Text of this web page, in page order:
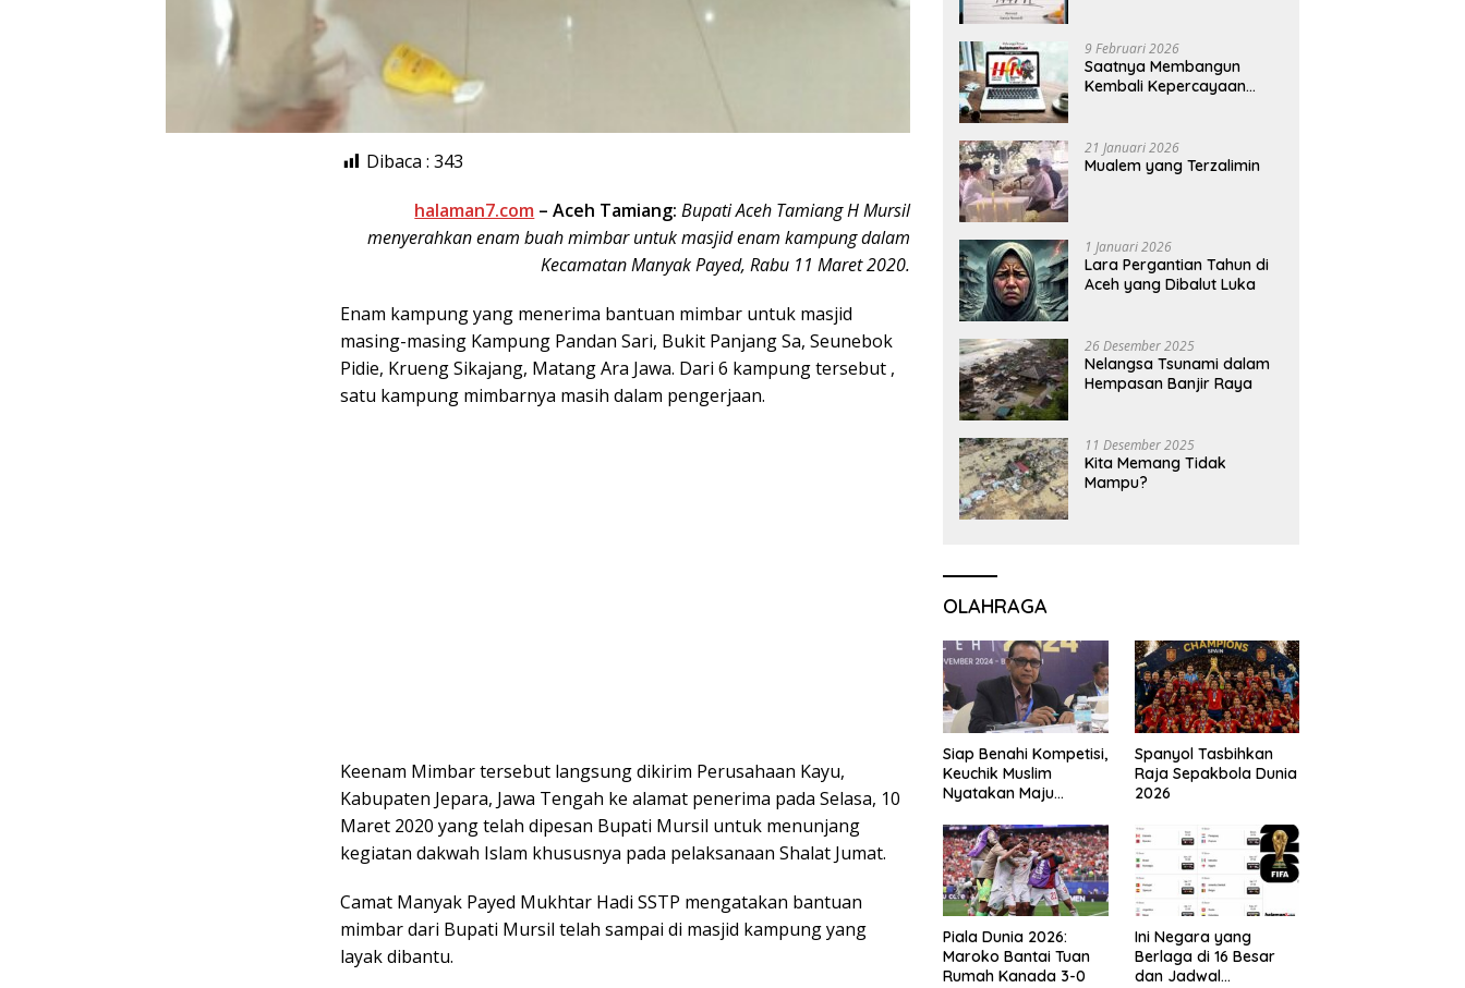
Dibaca : 343
halaman7.com – Aceh Tamiang: Bupati Aceh Tamiang H Mursil
menyerahkan enam buah mimbar untuk masjid enam kampung dalam
Kecamatan Manyak Payed, Rabu 11 Maret 2020.
Enam kampung yang menerima bantuan mimbar untuk masjid
masing-masing Kampung Pandan Sari, Bukit Panjang Sa, Seunebok
Pidie, Krueng Sikajang, Matang Ara Jawa. Dari 6 kampung tersebut ,
satu kampung mimbarnya masih dalam pengerjaan.
Keenam Mimbar tersebut langsung dikirim Perusahaan Kayu,
Kabupaten Jepara, Jawa Tengah ke alamat penerima pada Selasa, 10
Maret 2020 yang telah dipesan Bupati Mursil untuk menunjang
kegiatan dakwah Islam khususnya pada pelaksanaan Shalat Jumat.
Camat Manyak Payed Mukhtar Hadi SSTP mengatakan bantuan
mimbar dari Bupati Mursil telah sampai di masjid kampung yang
layak dibantu.
9 Februari 2026
Saatnya Membangun
Kembali Kepercayaan
21 Januari 2026
Mualem yang Terzalimin
1 Januari 2026
Lara Pergantian Tahun di
Aceh yang Dibalut Luka
26 Desember 2025
Nelangsa Tsunami dalam
Hempasan Banjir Raya
11 Desember 2025
Kita Memang Tidak
Mampu?
OLAHRAGA
Siap Benahi Kompetisi,
Keuchik Muslim
Nyatakan Maju
Asprov PSSI Aceh
Spanyol Tasbihkan
Raja Sepakbola Dunia
2026
Piala Dunia 2026:
Maroko Bantai Tuan
Rumah Kanada 3-0
Ini Negara yang
Berlaga di 16 Besar
dan Jadwal